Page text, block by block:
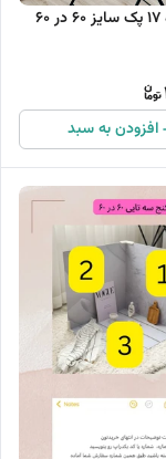
افزودن به سبد